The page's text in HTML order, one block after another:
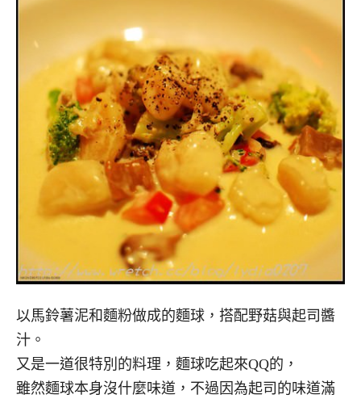
以馬鈴薯泥和麵粉做成的麵球，搭配野菇與起司醬
汁。
又是一道很特別的料理，麵球吃起來QQ的，
雖然麵球本身沒什麼味道，不過因為起司的味道滿